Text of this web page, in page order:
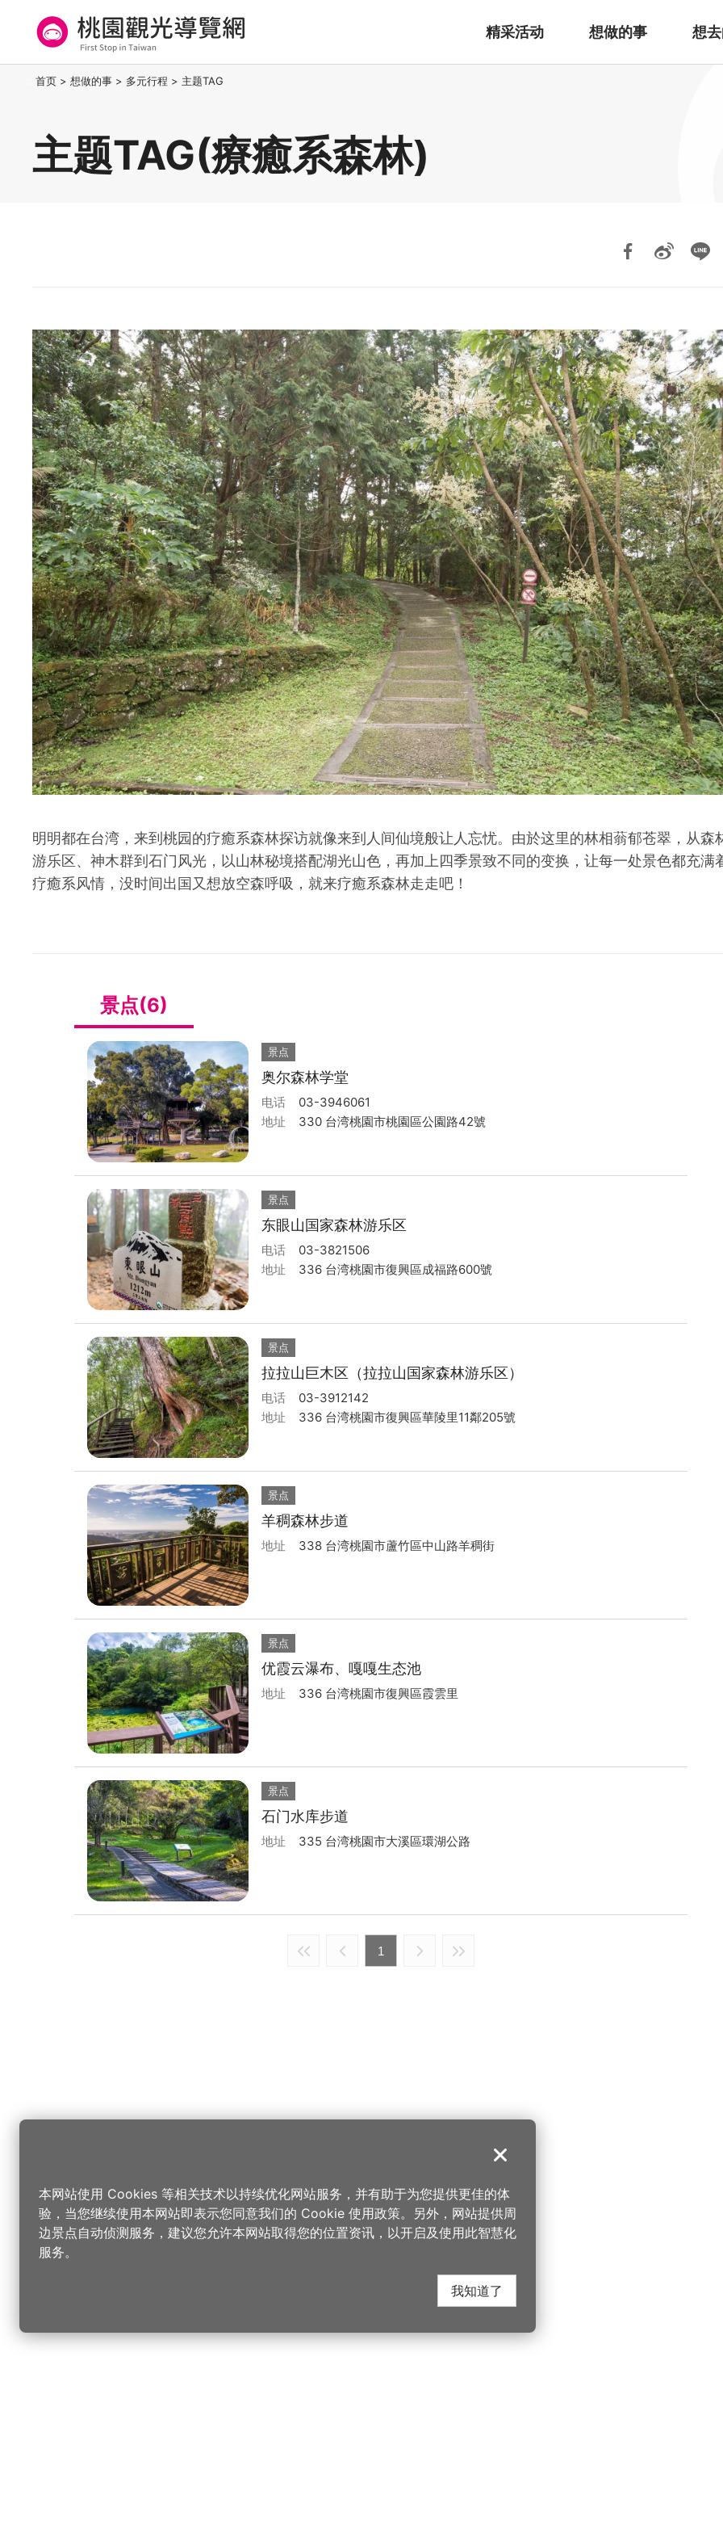
要
桃园观光导览网
精采活动 想做的事 想
首页 > 想做的事 > 多元行程 > 主题TAG
主题TAG(療癒系森林)
明明都在台湾，来到桃园的疗癒系森林探访就像来到人间仙境般让人忘忧。由於这里的林相蓊郁苍翠，从森
游乐区、神木群到石门风光，以山林秘境搭配湖光山色，再加上四季景致不同的变换，让每一处景色都充满
疗癒系风情，没时间出国又想放空森呼吸，就来疗癒系森林走走吧！
景点(6)
景点
奥尔森林学堂
电话
03-3946061
地址
330 台湾桃園市桃園區公園路42號
景点
东眼山国家森林游乐区
电话
03-3821506
地址
336 台湾桃園市復興區成福路600號
景点
拉拉山巨木区（拉拉山国家森林游乐区）
电话
03-3912142
地址
336 台湾桃園市復興區華陵里11鄰205號
景点
羊稠森林步道
地址 338 台湾桃園市蘆竹區中山路羊稠街
景点
优霞云瀑布、嘎嘎生态池
地址 336 台湾桃園市復興區霞雲里
景点
石门水库步道
地址 335 台湾桃園市大溪區環湖公路
1
关闭
本网站使用 Cookies 等相关技术以持续优化网站服务，并有助于为您提供更佳的体
验，当您继续使用本网站即表示您同意我们的 Cookie 使用政策。另外，网站提供周
边景点自动侦测服务，建议您允许本网站取得您的位置资讯，以开启及使用此智慧化
服务。
我知道了